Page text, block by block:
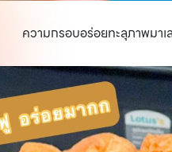
ความกรอบอร่อยทะลุภาพมาเ